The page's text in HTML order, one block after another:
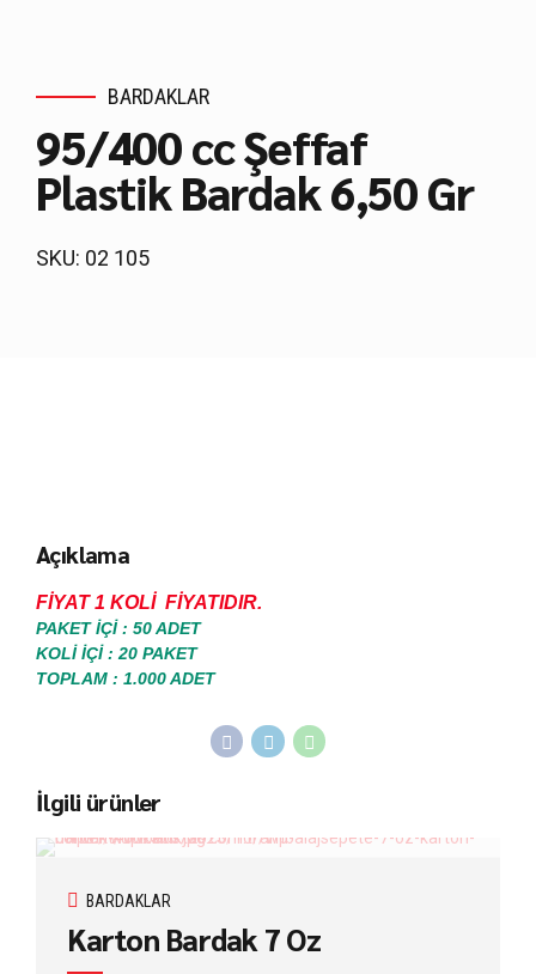
BARDAKLAR
95/400 cc Şeffaf
Plastik Bardak 6,50 Gr
SKU: 02 105
Açıklama
FİYAT 1 KOLİ FİYATIDIR.
PAKET İÇİ : 50 ADET
KOLİ İÇİ : 20 PAKET
TOPLAM : 1.000 ADET
İlgili ürünler
BARDAKLAR
Karton Bardak 7 Oz